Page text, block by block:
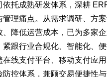
依托成熟研发体系，深耕
理痛点。从需求调研、方
降低运营成本，已为多家
紧跟行业合规化、智能化、
线支付平台、移动支付应
控体系，兼顾交易便捷性